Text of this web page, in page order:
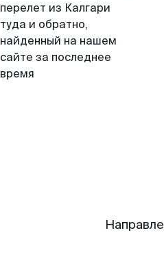
перелет из Калгари
туда и обратно,
найденный на нашем
сайте за последнее
время